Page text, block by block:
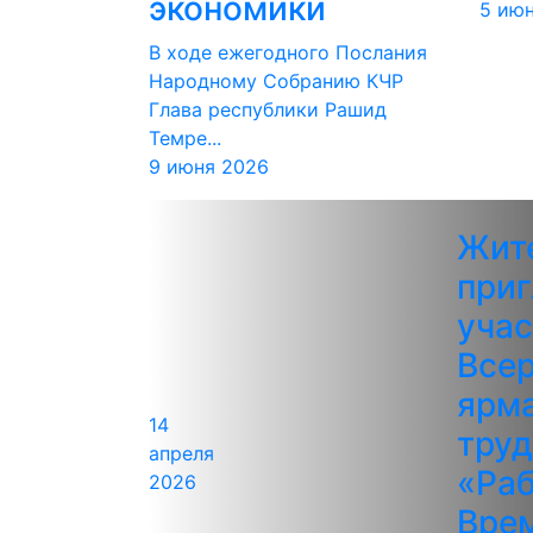
экономики
В ходе ежегодного Послания
Народному Собранию КЧР
Глава республики Рашид
Темре...
9 июня 2026
5
14
апреля
2026